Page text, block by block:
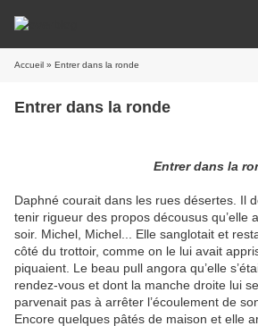
Accueil » Entrer dans la ronde
Entrer dans la ronde
Entrer dans la
Daphné courait dans les rues désertes. Il
tenir rigueur des propos décousus qu’elle
soir. Michel, Michel... Elle sanglotait et
côté du trottoir, comme on le lui avait
piquaient. Le beau pull angora qu’elle
rendez-vous et dont la manche droite lui
parvenait pas à arrêter l’écoulement de
Encore quelques pâtés de maison et elle